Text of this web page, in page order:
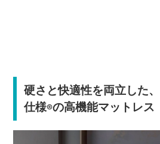
硬さと快適性を両立した
仕様®の高機能マットレス